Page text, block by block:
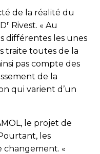
de la réalité du
r Rivest. « Au
différentes les unes
traite toutes de la
pas compte des
de la
qui varient d’un
le projet de
les
changement. «